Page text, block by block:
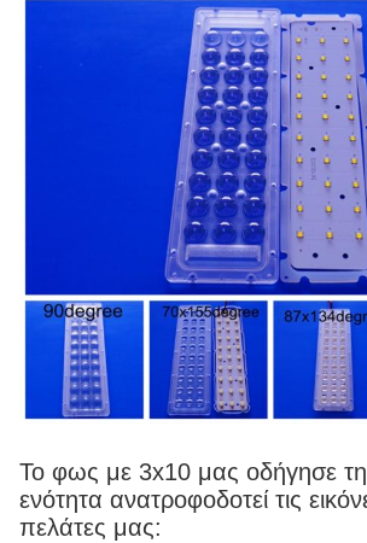
Το φως με 3x10 μας οδήγησε
ενότητα ανατροφοδοτεί τις
πελάτες μας: